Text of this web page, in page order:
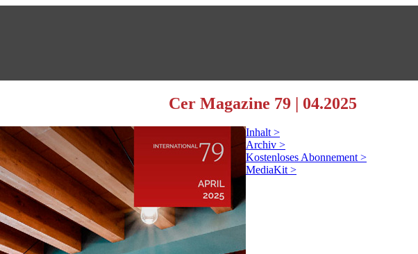
Cer Magazine 79 | 04.2025
Inhalt >
Archiv >
Kostenloses Abonnement >
MediaKit >